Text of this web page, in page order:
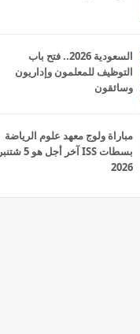
السعودية 2026.. فتح باب
التوظيف للمعلمون وإداريون
وسائقون
مباراة ولوج معهد علوم الرياضة
بسطات ISS آخر أجل هو 5 شتنبر
2026